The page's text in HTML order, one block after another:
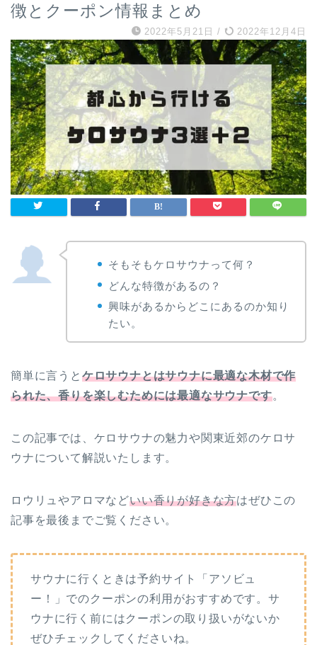
徴とクーポン情報まとめ
2022年5月21日 / 2022年12月4日
そもそもケロサウナって何？
どんな特徴があるの？
興味があるからどこにあるのか知り
たい。
簡単に言うと ケロサウナとはサウナに最適な木材で作
られた、香りを楽しむためには最適なサウナです。
この記事では、ケロサウナの魅力や関東近郊のケロサ
ウナについて解説いたします。
ロウリュやアロマなどいい香りが好きな方はぜひこの
記事を最後までご覧ください。
サウナに行くときは予約サイト「アソビュ
ー！」でのクーポンの利用がおすすめです。サ
ウナに行く前にはクーポンの取り扱いがないか
ぜひチェックしてくださいね。